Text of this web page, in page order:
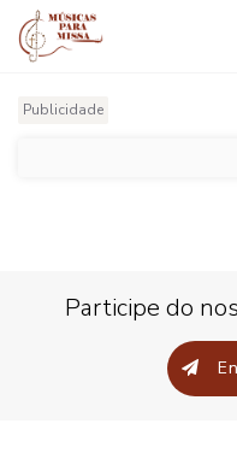
Publicidade
Participe do